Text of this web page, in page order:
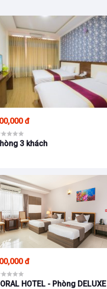
đ
3 khách
đ
HOTEL - Phòng DELUXE